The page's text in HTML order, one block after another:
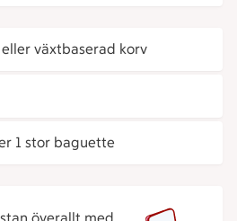
växtbaserad korv
1 stor baguette